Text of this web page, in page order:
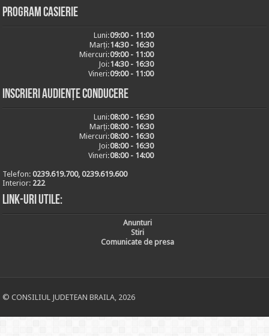
Program casierie
Luni:09:00 - 11:00
Marți:14:30 - 16:30
Miercuri:09:00 - 11:00
Joi:14:30 - 16:30
Vineri:09:00 - 11:00
Inscrieri audiențe conducere
Luni:08:00 - 16:30
Marți:08:00 - 16:30
Miercuri:08:00 - 16:30
Joi:08:00 - 16:30
Vineri:08:00 - 14:00
Telefon:0239.619.700, 0239.619.600
Interior: 222
Link-uri utile:
Anunturi
Stiri
Comunicate de presa
© CONSILIUL JUDETEAN BRAILA, 2026